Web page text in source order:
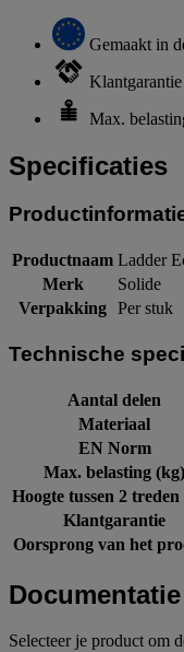
Gemaakt in
Max.
Specificaties
Productnaam Ladder
Merk
Solide
Verpakking Per stuk
Technische
Aantal delen
Materiaal
EN Norm
Max. belasting (kg)
Hoogte tussen 2 treden
Klantgarantie
Oorsprong van het
Documentatie
Selecteer je product om